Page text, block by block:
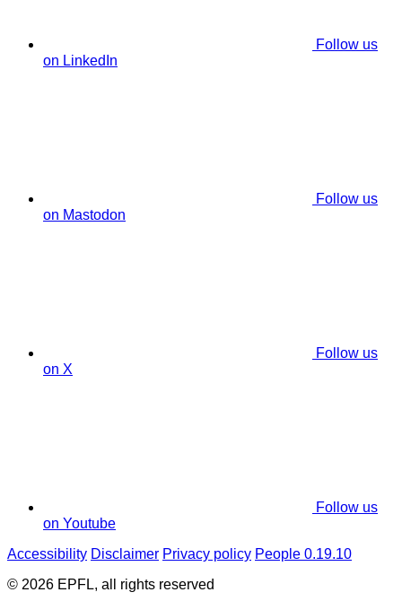
Follow us
on LinkedIn
Follow us
on Mastodon
Follow us
on X
Follow us
on Youtube
Accessibility Disclaimer Privacy policy People 0.19.10
© 2026 EPFL, all rights reserved